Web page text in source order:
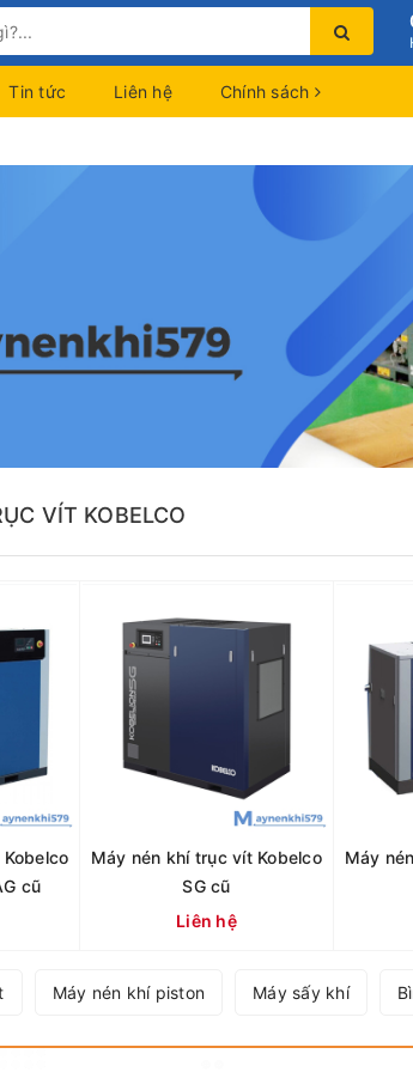
Tin tức Liên hệ Chính sách
VÍT KOBELCO
cũ
Máy nén khí trục vít Kobelco
SG cũ
Liên hệ
Máy
Máy nén khí piston Máy sấy khí